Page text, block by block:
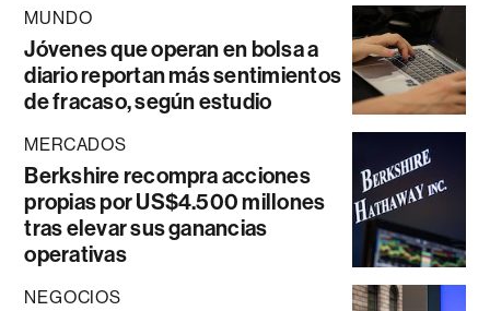
MUNDO
Jóvenes que operan en bolsa a
diario reportan más sentimientos
de fracaso, según estudio
MERCADOS
Berkshire recompra acciones
propias por US$4.500 millones
tras elevar sus ganancias
operativas
NEGOCIOS